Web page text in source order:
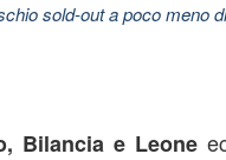
sold-out a poco meno
Bilancia e Leone